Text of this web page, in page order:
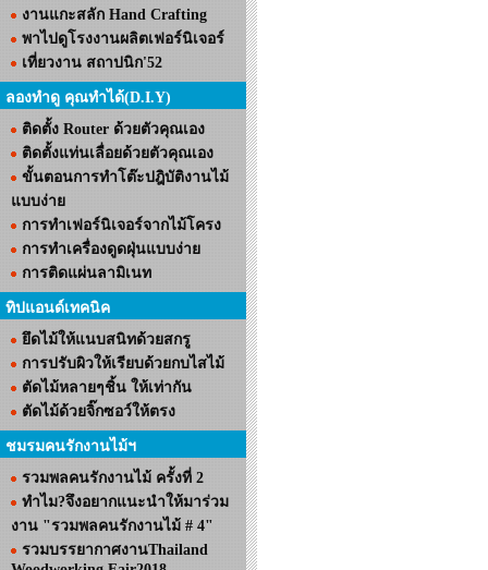
งานแกะสลัก Hand Crafting
พาไปดูโรงงานผลิตเฟอร์นิเจอร์
เที่ยวงาน สถาปนิก'52
ลองทำดู คุณทำได้(D.I.Y)
ติดตั้ง Router ด้วยตัวคุณเอง
ติดตั้งแท่นเลื่อยด้วยตัวคุณเอง
ขั้นตอนการทำโต๊ะปฎิบัติงานไม้
แบบง่าย
การทำเฟอร์นิเจอร์จากไม้โครง
การทำเครื่องดูดฝุ่นแบบง่าย
การติดแผ่นลามิเนท
ทิปแอนด์เทคนิค
ยึดไม้ให้แนบสนิทด้วยสกรู
การปรับผิวให้เรียบด้วยกบไสไม้
ตัดไม้หลายๆชิ้น ให้เท่ากัน
ตัดไม้ด้วยจิ๊กซอว์ให้ตรง
ชมรมคนรักงานไม้ฯ
รวมพลคนรักงานไม้ ครั้งที่ 2
ทำไม?จึงอยากแนะนำให้มาร่วม
งาน "รวมพลคนรักงานไม้ # 4"
รวมบรรยากาศงานThailand